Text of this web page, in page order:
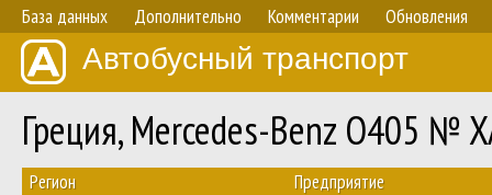
База данных Дополнительно Комментарии Обновления
Автобусный транспорт
Греция, Mercedes-Benz O405 №
Регион Предприятие